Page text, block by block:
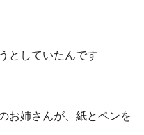
としていたんです
お姉さんが、紙とペンを